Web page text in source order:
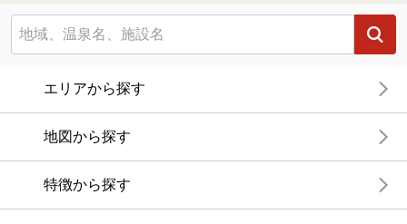
エリアから探す
地図から探す
特徴から探す